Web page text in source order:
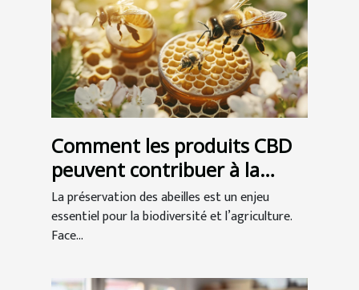
Comment les produits CBD
peuvent contribuer à la
préservation des abeilles ?
La préservation des abeilles est un enjeu
essentiel pour la biodiversité et l’agriculture.
Face...